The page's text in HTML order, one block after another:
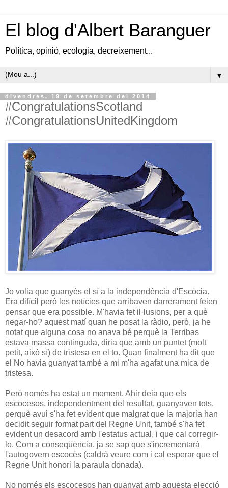
El blog d'Albert Baranguer
Política, opinió, ecologia, decreixement...
▼
divendres, 19 de setembre del 2014
#CongratulationsScotland
#CongratulationsUnitedKingdom
Jo volia que guanyés el sí a la independència d'Escòcia.
Era difícil però les notícies que arribaven darrerament feien
pensar que era possible. M'havia fet il·lusions, per a què
negar-ho? aquest matí quan he posat la ràdio, però, ja he
notat que alguna cosa no anava bé perquè la Terribas
estava massa continguda, diria que amb un puntet (molt
petit, això sí) de tristesa en el to. Quan finalment ha dit que
el No havia guanyat també a mi m'ha agafat una mica de
tristesa.
Però només ha estat un moment. Ahir deia que els
escocesos, independentment del resultat, guanyaven tots,
perquè avui s'ha fet evident que malgrat que la majoria han
decidit seguir format part del Regne Unit, també s'ha fet
evident un desacord amb l'estatus actual, i que cal corregir-
lo. Com a conseqüència, ja se sap que s'incrementarà
l'autogovern escocès (caldrà veure com i cal esperar que el
Regne Unit honori la paraula donada).
No només els escocesos han guanyat amb aquesta elecció